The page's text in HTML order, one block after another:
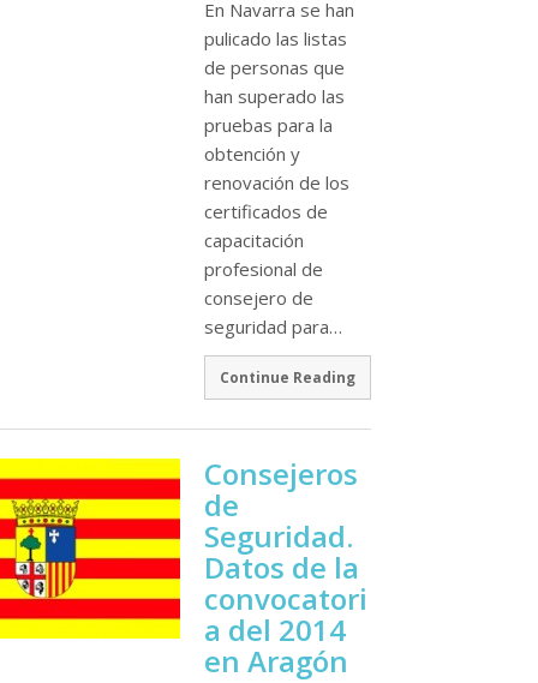
En Navarra se han
pulicado las listas
de personas que
han superado las
pruebas para la
obtención y
renovación de los
certificados de
capacitación
profesional de
consejero de
seguridad para…
Continue Reading
Consejeros
de
Seguridad.
Datos de la
convocatori
a del 2014
en Aragón